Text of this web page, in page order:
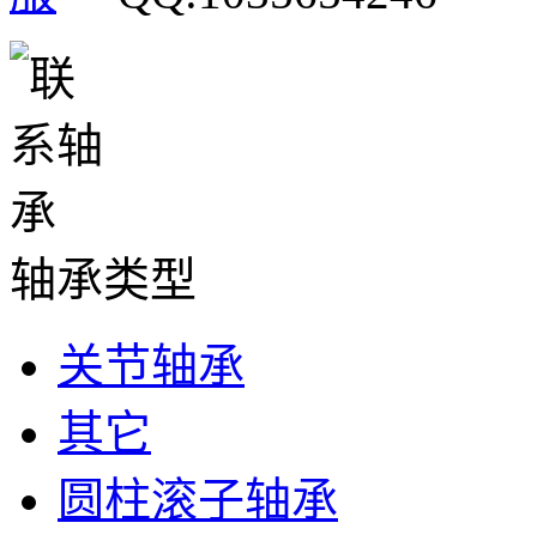
轴承类型
关节轴承
其它
圆柱滚子轴承